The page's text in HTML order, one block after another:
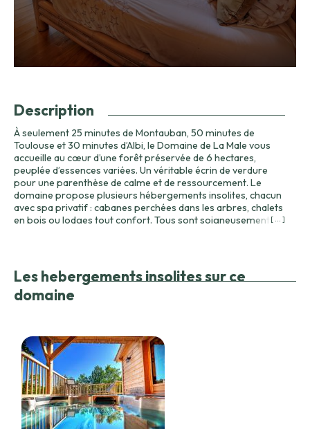
Description
À seulement 25 minutes de Montauban, 50 minutes de
Toulouse et 30 minutes d’Albi, le Domaine de La Male vous
accueille au cœur d’une forêt préservée de 6 hectares,
peuplée d’essences variées. Un véritable écrin de verdure
pour une parenthèse de calme et de ressourcement. Le
domaine propose plusieurs hébergements insolites, chacun
avec spa privatif : cabanes perchées dans les arbres, chalets
en bois ou lodges tout confort. Tous sont soigneusement
commander des paniers repas pour le dîner, et choisir entre
un petit-déjeuner traditionnel ou un brunch généreux le
matin. Que vous veniez en amoureux ou en famille, le
[ ... ]
Les hebergements insolites sur ce
domaine